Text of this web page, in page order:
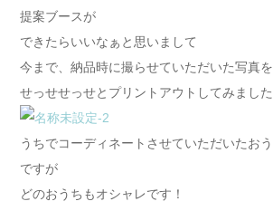
提案ブースが
できたらいいなぁと思いまして
今まで、納品時に撮らせていただいた写真を
せっせせっせとプリントアウトしてみました
うちでコーディネートさせていただいたお
ですが
どのおうちもオシャレです！